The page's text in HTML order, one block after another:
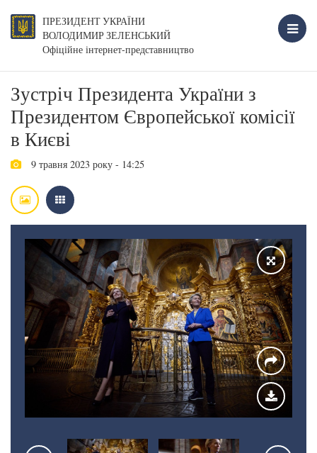
ПРЕЗИДЕНТ УКРАЇНИ
ВОЛОДИМИР ЗЕЛЕНСЬКИЙ
Офіційне інтернет-представництво
Зустріч Президента України з
Президентом Європейської комісії
в Києві
9 травня 2023 року - 14:25